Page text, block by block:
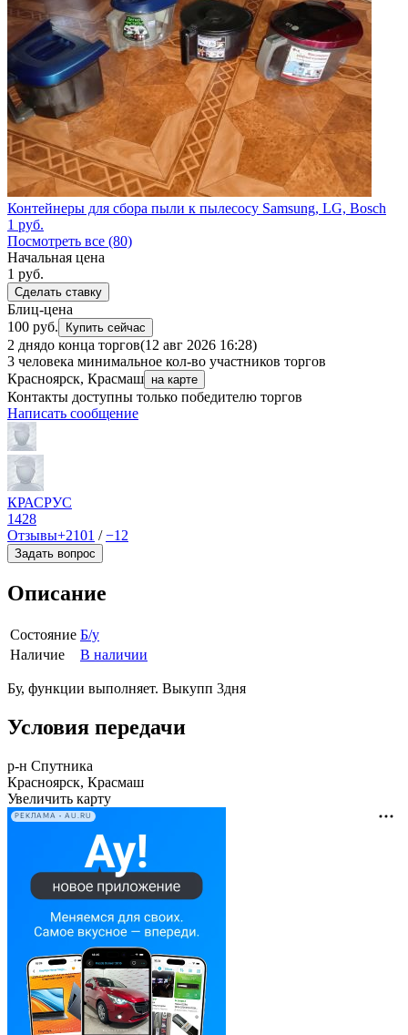
Контейнеры для сбора пыли к пылесосу Samsung, LG, Bosch
1 руб.
Посмотреть все (80)
Начальная цена
1 руб.
Сделать ставку
Блиц-цена
100 руб.
Купить сейчас
2 днядо конца торгов(12 авг 2026 16:28)
3 человека минимальное кол-во участников торгов
Красноярск, Красмаш на карте
Контакты доступны только победителю торгов
Написать сообщение
КРАСРУС
1428
Отзывы+2101 /−12
Задать вопрос
Описание
Состояние Б/у
Наличие
В наличии
Бу, функции выполняет. Выкупп 3дня
Условия передачи
р-н Спутника
Красноярск, Красмаш
Увеличить карту
РЕКЛАМА • AU.RU